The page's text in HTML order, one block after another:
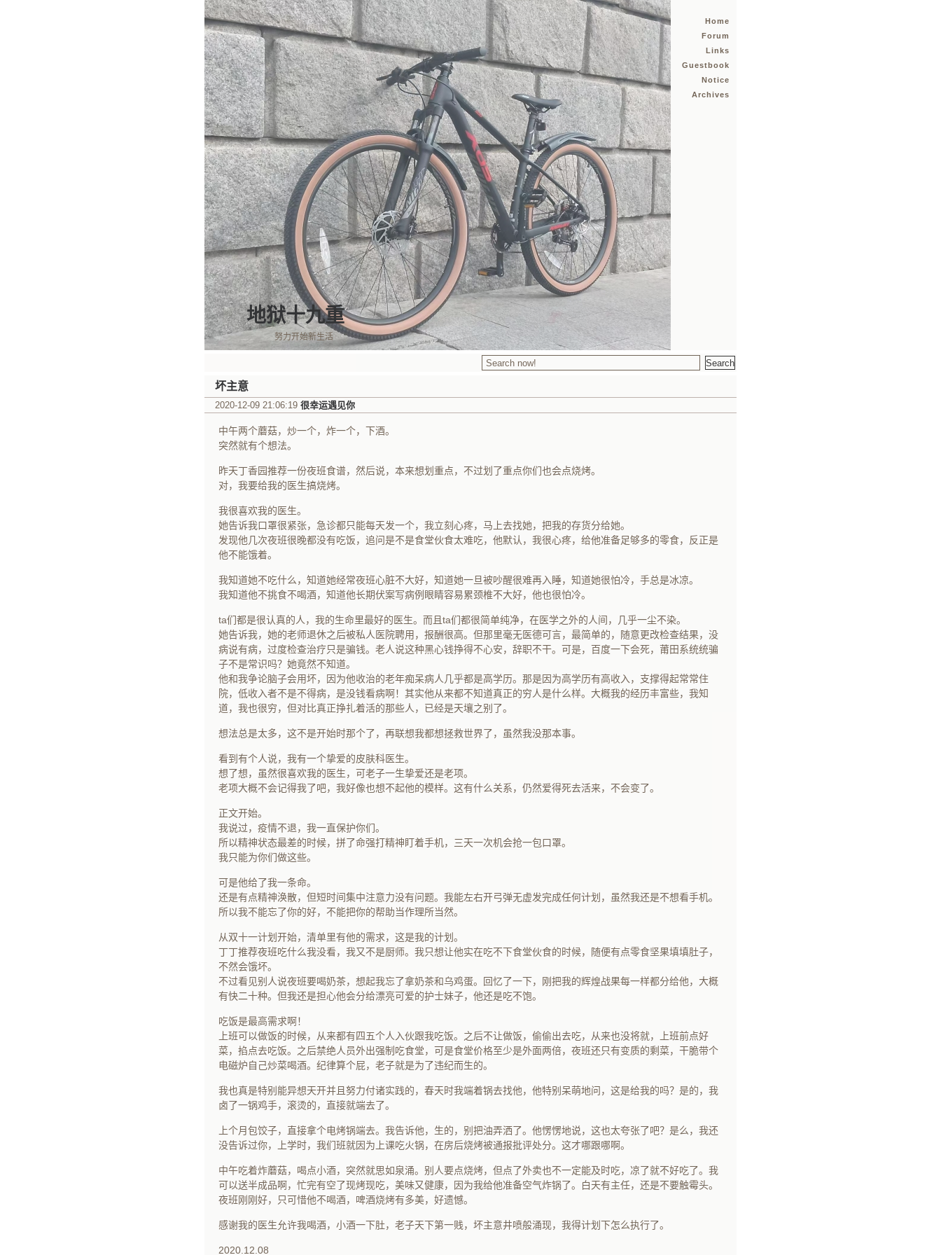
Home
Forum
Links
Guestbook
Notice
Archives
地狱十九重
努力开始新生活
坏主意
2020-12-09 21:06:19 很幸运遇见你
中午两个蘑菇，炒一个，炸一个，下酒。
突然就有个想法。
昨天丁香园推荐一份夜班食谱，然后说，本来想划重点，不过划了重点你们也会点烧烤。
对，我要给我的医生搞烧烤。
我很喜欢我的医生。
她告诉我口罩很紧张，急诊都只能每天发一个，我立刻心疼，马上去找她，把我的存货分给她。
发现他几次夜班很晚都没有吃饭，追问是不是食堂伙食太难吃，他默认，我很心疼，给他准备足够多的零食，反正是
他不能饿着。
我知道她不吃什么，知道她经常夜班心脏不大好，知道她一旦被吵醒很难再入睡，知道她很怕冷，手总是冰凉。
我知道他不挑食不喝酒，知道他长期伏案写病例眼睛容易累颈椎不大好，他也很怕冷。
ta们都是很认真的人，我的生命里最好的医生。而且ta们都很简单纯净，在医学之外的人间，几乎一尘不染。
她告诉我，她的老师退休之后被私人医院聘用，报酬很高。但那里毫无医德可言，最简单的，随意更改检查结果，没
病说有病，过度检查治疗只是骗钱。老人说这种黑心钱挣得不心安，辞职不干。可是，百度一下会死，莆田系统统骗
子不是常识吗？她竟然不知道。
他和我争论脑子会用坏，因为他收治的老年痴呆病人几乎都是高学历。那是因为高学历有高收入，支撑得起常常住
院，低收入者不是不得病，是没钱看病啊！其实他从来都不知道真正的穷人是什么样。大概我的经历丰富些，我知
道，我也很穷，但对比真正挣扎着活的那些人，已经是天壤之别了。
想法总是太多，这不是开始时那个了，再联想我都想拯救世界了，虽然我没那本事。
看到有个人说，我有一个挚爱的皮肤科医生。
想了想，虽然很喜欢我的医生，可老子一生挚爱还是老项。
老项大概不会记得我了吧，我好像也想不起他的模样。这有什么关系，仍然爱得死去活来，不会变了。
正文开始。
我说过，疫情不退，我一直保护你们。
所以精神状态最差的时候，拼了命强打精神盯着手机，三天一次机会抢一包口罩。
我只能为你们做这些。
可是他给了我一条命。
还是有点精神涣散，但短时间集中注意力没有问题。我能左右开弓弹无虚发完成任何计划，虽然我还是不想看手机。
所以我不能忘了你的好，不能把你的帮助当作理所当然。
从双十一计划开始，清单里有他的需求，这是我的计划。
丁丁推荐夜班吃什么我没看，我又不是厨师。我只想让他实在吃不下食堂伙食的时候，随便有点零食坚果填填肚子，
不然会饿坏。
不过看见别人说夜班要喝奶茶，想起我忘了拿奶茶和乌鸡蛋。回忆了一下，刚把我的辉煌战果每一样都分给他，大概
有快二十种。但我还是担心他会分给漂亮可爱的护士妹子，他还是吃不饱。
吃饭是最高需求啊！
上班可以做饭的时候，从来都有四五个人入伙跟我吃饭。之后不让做饭，偷偷出去吃，从来也没将就，上班前点好
菜，掐点去吃饭。之后禁绝人员外出强制吃食堂，可是食堂价格至少是外面两倍，夜班还只有变质的剩菜，干脆带个
电磁炉自己炒菜喝酒。纪律算个屁，老子就是为了违纪而生的。
我也真是特别能异想天开并且努力付诸实践的，春天时我端着锅去找他，他特别呆萌地问，这是给我的吗？是的，我
卤了一锅鸡手，滚烫的，直接就端去了。
上个月包饺子，直接拿个电烤锅端去。我告诉他，生的，别把油弄洒了。他愣愣地说，这也太夸张了吧？是么，我还
没告诉过你，上学时，我们班就因为上课吃火锅，在房后烧烤被通报批评处分。这才哪跟哪啊。
中午吃着炸蘑菇，喝点小酒，突然就思如泉涌。别人要点烧烤，但点了外卖也不一定能及时吃，凉了就不好吃了。我
可以送半成品啊，忙完有空了现烤现吃，美味又健康，因为我给他准备空气炸锅了。白天有主任，还是不要触霉头。
夜班刚刚好，只可惜他不喝酒，啤酒烧烤有多美，好遗憾。
感谢我的医生允许我喝酒，小酒一下肚，老子天下第一贱，坏主意井喷般涌现，我得计划下怎么执行了。
2020.12.08